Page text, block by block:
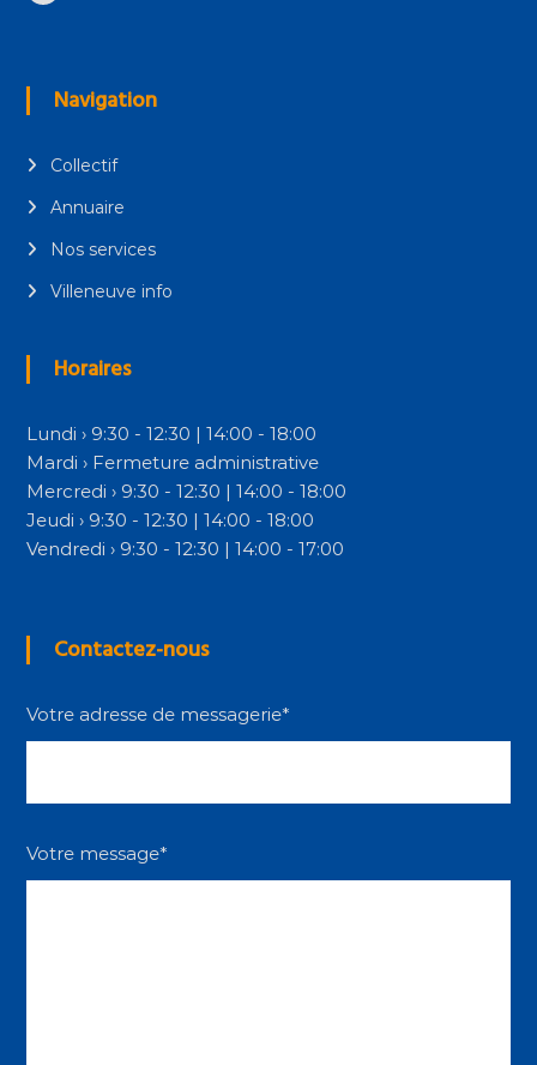
Navigation
Collectif
Annuaire
Nos services
Villeneuve info
Horaires
Lundi › 9:30 - 12:30 | 14:00 - 18:00
Mardi › Fermeture administrative
Mercredi › 9:30 - 12:30 | 14:00 - 18:00
Jeudi › 9:30 - 12:30 | 14:00 - 18:00
Vendredi › 9:30 - 12:30 | 14:00 - 17:00
Contactez-nous
Votre adresse de messagerie*
Votre message*